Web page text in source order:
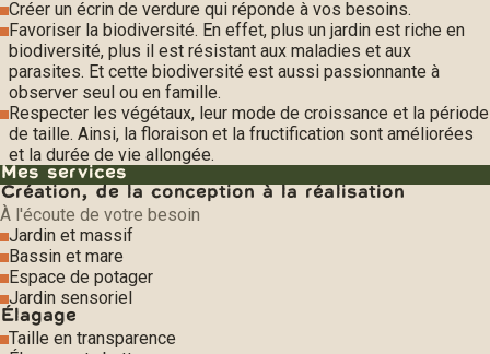
Créer un écrin de verdure qui réponde à vos besoins.
Favoriser la biodiversité. En effet, plus un jardin est riche en
biodiversité, plus il est résistant aux maladies et aux
parasites. Et cette biodiversité est aussi passionnante à
observer seul ou en famille.
Respecter les végétaux, leur mode de croissance et la période
de taille. Ainsi, la floraison et la fructification sont améliorées
et la durée de vie allongée.
Mes services
Création, de la conception à la réalisation
À l'écoute de votre besoin
Jardin et massif
Bassin et mare
Espace de potager
Jardin sensoriel
Élagage
Taille en transparence